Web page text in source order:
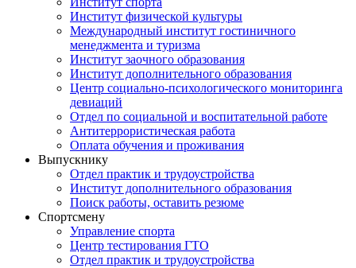
Институт физической культуры
Международный институт гостиничного
менеджмента и туризма
Институт заочного образования
Институт дополнительного образования
Центр социально-психологического мониторинга
девиаций
Отдел по социальной и воспитательной работе
Антитеррористическая работа
Оплата обучения и проживания
Выпускнику
Отдел практик и трудоустройства
Институт дополнительного образования
Поиск работы, оставить резюме
Спортсмену
Управление спорта
Центр тестирования ГТО
Отдел практик и трудоустройства